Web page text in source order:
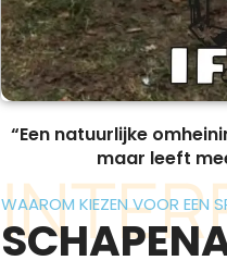
“Een natuurlijke
maar leeft
WAAROM KIEZEN VOOR EEN